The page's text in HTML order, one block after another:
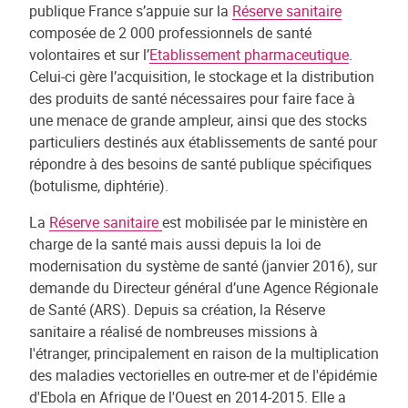
publique France s’appuie sur la Réserve sanitaire
composée de 2 000 professionnels de santé
volontaires et sur l’Etablissement pharmaceutique.
Celui-ci gère l’acquisition, le stockage et la distribution
des produits de santé nécessaires pour faire face à
une menace de grande ampleur, ainsi que des stocks
particuliers destinés aux établissements de santé pour
répondre à des besoins de santé publique spécifiques
(botulisme, diphtérie).
La Réserve sanitaireest mobilisée par le ministère en
charge de la santé mais aussi depuis la loi de
modernisation du système de santé (janvier 2016), sur
demande du Directeur général d’une Agence Régionale
de Santé (ARS). Depuis sa création, la Réserve
sanitaire a réalisé de nombreuses missions à
l'étranger, principalement en raison de la multiplication
des maladies vectorielles en outre-mer et de l'épidémie
d'Ebola en Afrique de l'Ouest en 2014-2015. Elle a